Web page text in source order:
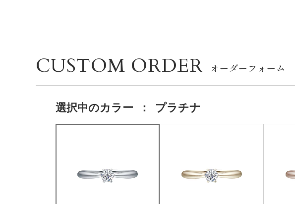
CUSTOM ORDER
選択中のカラー ： プラチナ